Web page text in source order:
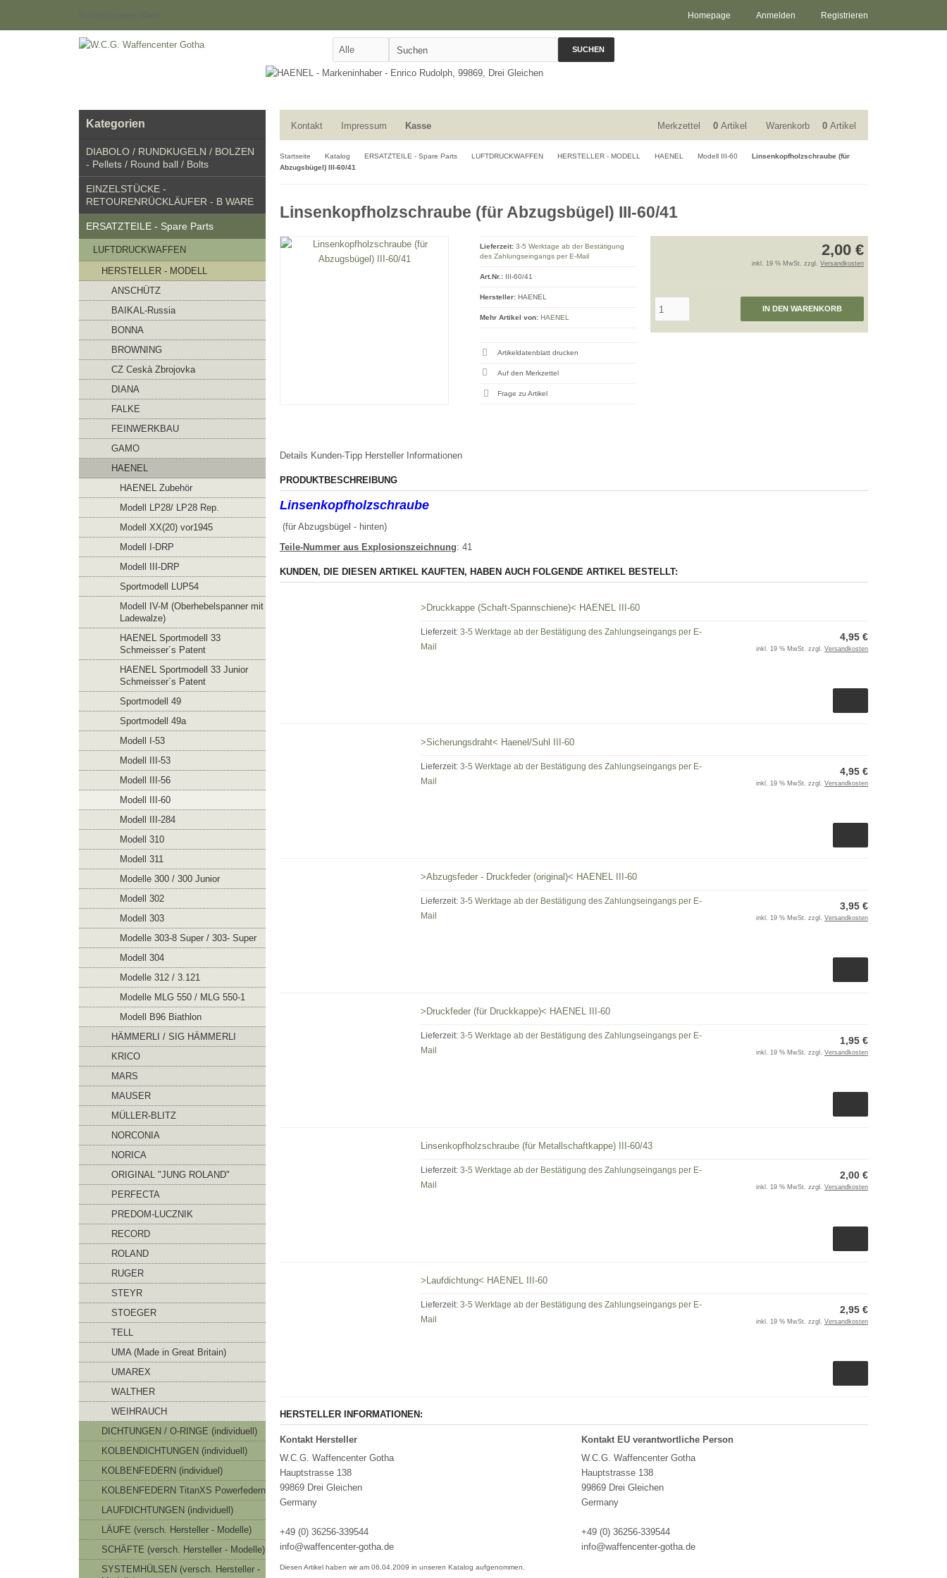
Registrieren
Anmelden
Homepage
SUCHEN
Kontakt Impressum Kasse Warenkorb 0 Artikel
Merkzettel 0 Artikel
Startseite Katalog ERSATZTEILE - Spare Parts LUFTDRUCKWAFFEN HERSTELLER - MODELL HAENEL Modell III-60
Linsenkopfholzschraube (für
Abzugsbügel) III-60/41
Linsenkopfholzschraube (für Abzugsbügel) III-60/41
2,00 €
inkl. 19 % MwSt. zzgl. Versandkosten
IN DEN WARENKORB
Lieferzeit: 3-5 Werktage ab der Bestätigung
des Zahlungseingangs per E-Mail
Art.Nr.: III-60/41
Hersteller: HAENEL
Mehr Artikel von: HAENEL
Artikeldatenblatt drucken
Frage zu Artikel
Details Kunden-Tipp Hersteller Informationen
PRODUKTBESCHREIBUNG
Linsenkopfholzschraube
(für Abzugsbügel - hinten)
Teile-Nummer aus Explosionszeichnung: 41
KUNDEN, DIE DIESEN ARTIKEL KAUFTEN, HABEN AUCH FOLGENDE ARTIKEL BESTELLT:
>Druckkappe (Schaft-Spannschiene)< HAENEL III-60
Lieferzeit:3-5 Werktage ab der Bestätigung des Zahlungseingangs per E-
Mail
4,95 €
inkl. 19 % MwSt. zzgl. Versandkosten
>Sicherungsdraht< Haenel/Suhl III-60
Lieferzeit:3-5 Werktage ab der Bestätigung des Zahlungseingangs per E-
Mail
4,95 €
inkl. 19 % MwSt. zzgl. Versandkosten
>Abzugsfeder - Druckfeder (original)< HAENEL III-60
Lieferzeit:3-5 Werktage ab der Bestätigung des Zahlungseingangs per E-
Mail
3,95 €
inkl. 19 % MwSt. zzgl. Versandkosten
>Druckfeder (für Druckkappe)< HAENEL III-60
Lieferzeit:3-5 Werktage ab der Bestätigung des Zahlungseingangs per E-
Mail
1,95 €
inkl. 19 % MwSt. zzgl. Versandkosten
Linsenkopfholzschraube (für Metallschaftkappe) III-60/43
Lieferzeit:3-5 Werktage ab der Bestätigung des Zahlungseingangs per E-
Mail
2,00 €
inkl. 19 % MwSt. zzgl. Versandkosten
>Laufdichtung< HAENEL III-60
Lieferzeit:3-5 Werktage ab der Bestätigung des Zahlungseingangs per E-
Mail
2,95 €
inkl. 19 % MwSt. zzgl. Versandkosten
HERSTELLER INFORMATIONEN:
Kontakt Hersteller
W.C.G. Waffencenter Gotha
Hauptstrasse 138
99869 Drei Gleichen
Germany
+49 (0) 36256-339544
info@waffencenter-gotha.de
Kontakt EU verantwortliche Person
W.C.G. Waffencenter Gotha
Hauptstrasse 138
99869 Drei Gleichen
Germany
+49 (0) 36256-339544
info@waffencenter-gotha.de
Diesen Artikel haben wir am 06.04.2009 in unseren Katalog aufgenommen.
Kategorien
DIABOLO / RUNDKUGELN / BOLZEN
- Pellets / Round ball / Bolts
EINZELSTÜCKE -
RETOURENRÜCKLÄUFER - B WARE
ERSATZTEILE - Spare Parts
LUFTDRUCKWAFFEN
HERSTELLER - MODELL
ANSCHÜTZ
BAIKAL-Russia
BONNA
BROWNING
CZ Ceskà Zbrojovka
DIANA
FALKE
FEINWERKBAU
GAMO
HAENEL
HAENEL Zubehör
Modell LP28/ LP28 Rep.
Modell XX(20) vor1945
Modell I-DRP
Modell III-DRP
Sportmodell LUP54
Modell IV-M (Oberhebelspanner mit
Ladewalze)
HAENEL Sportmodell 33
Schmeisser´s Patent
HAENEL Sportmodell 33 Junior
Schmeisser´s Patent
Sportmodell 49
Sportmodell 49a
Modell I-53
Modell III-53
Modell III-56
Modell III-60
Modell III-284
Modell 310
Modell 311
Modelle 300 / 300 Junior
Modell 302
Modell 303
Modelle 303-8 Super / 303- Super
Modell 304
Modelle 312 / 3.121
Modelle MLG 550 / MLG 550-1
Modell B96 Biathlon
HÄMMERLI / SIG HÄMMERLI
KRICO
MARS
MAUSER
MÜLLER-BLITZ
NORCONIA
NORICA
ORIGINAL "JUNG ROLAND"
PERFECTA
PREDOM-LUCZNIK
RECORD
ROLAND
RUGER
STEYR
STOEGER
TELL
UMA (Made in Great Britain)
UMAREX
WALTHER
WEIHRAUCH
DICHTUNGEN / O-RINGE (individuell)
KOLBENDICHTUNGEN (individuell)
KOLBENFEDERN (individuel)
KOLBENFEDERN TitanXS Powerfedern
LAUFDICHTUNGEN (individuell)
LÄUFE (versch. Hersteller - Modelle)
SCHÄFTE (versch. Hersteller - Modelle)
SYSTEMHÜLSEN (versch. Hersteller -